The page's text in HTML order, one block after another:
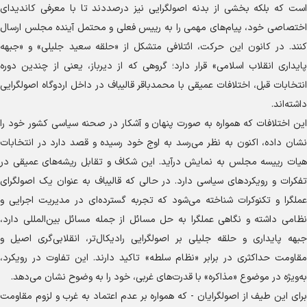
است که بلکه بخشی از بدنه اصولگرایی نیز درصددند تا با معرفی کاندیدای
اختصاصی خود، پیام‌های مهمی را به رییس فعلی و محتمل آینده مجلس ارسال
کنند. در کانون این حرکت، ائتلافی متشکل از «حلقه سعید جلیلی» و «جبهه
پایداری انقلاب اسلامی» قرار دارد؛ گروهی که از دیرباز، یعنی از چندین دوره
انتخابات قبل، اختلافات عمیقی با محمدباقر قالیباف در داخل اردوگاه اصولگرایی
داشته‌اند.
این اختلافات که همواره به صورت پنهان و آشکار در صحنه سیاسی کشور خود را
نشان داده، اکنون به نظر می‌رسد به اوج خود رسیده و قصد دارد در انتخابات
هیات رییسه مجلس به نمایش درآید. این شکاف و تقابل ریشه‌های عمیقی در
تفکرات و رویکرد‌های سیاسی دارد. در حالی که قالیباف به عنوان یک اصولگرای
عملگرا و تکنوکرات شناخته می‌شود که تجربه گسترده‌ای در مدیریت اجرایی و
نظامی داشته و نگاهی عملگرا به حل مسائل از جمله مسائل بین‌المللی دارد،
جبهه پایداری و حلقه جلیلی بر اصولگرایی رادیکال‌تر، انقلابی‌گری اصیل و
مقاومت حداکثری در برابر «نظام سلطه» تاکید دارند. این تفاوت در رویکرد،
به‌ویژه در موضوع «مذاکره» با قدرت‌های غربی، خود را به وضوح نشان می‌دهد.
برای این طیف از اصولگرایان - که همواره بر عدم اعتماد به غرب و لزوم مقاومت